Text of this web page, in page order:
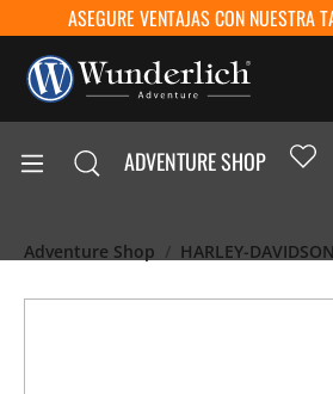
ASEGURE VENTAJAS CON NUESTRA
ADVENTURE SHOP
Adventure Shop HARLEY-DAVIDSON